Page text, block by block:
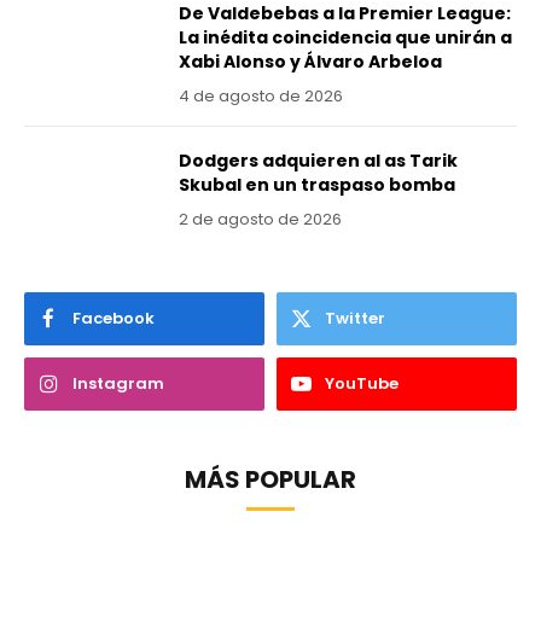
De Valdebebas a la Premier League:
La inédita coincidencia que unirán a
Xabi Alonso y Álvaro Arbeloa
4 de agosto de 2026
Dodgers adquieren al as Tarik
Skubal en un traspaso bomba
2 de agosto de 2026
Facebook Twitter
Instagram YouTube
MÁS POPULAR